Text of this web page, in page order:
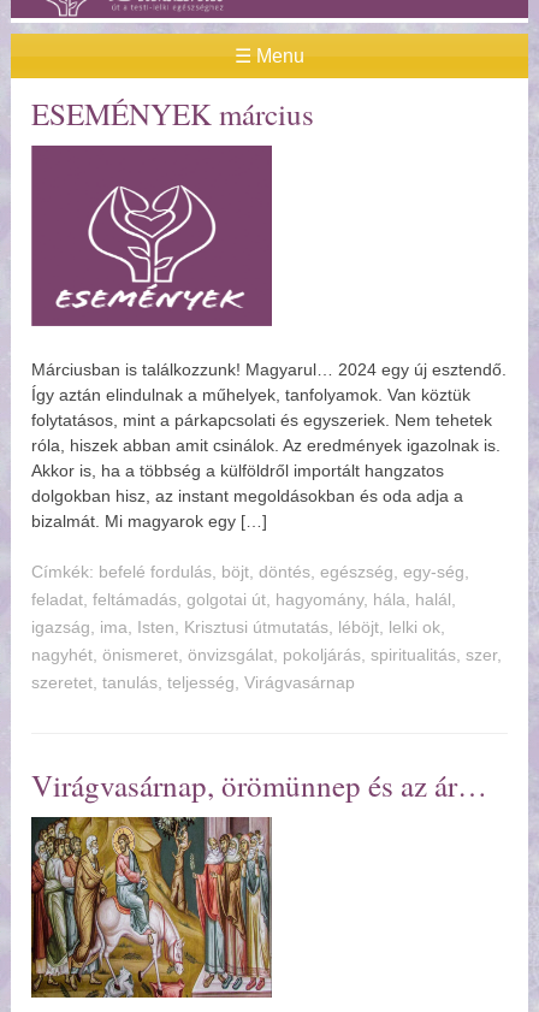
☰ Menu
ESEMÉNYEK március
Márciusban is találkozzunk! Magyarul… 2024 egy új esztendő.
Így aztán elindulnak a műhelyek, tanfolyamok. Van köztük
folytatásos, mint a párkapcsolati és egyszeriek. Nem tehetek
róla, hiszek abban amit csinálok. Az eredmények igazolnak is.
Akkor is, ha a többség a külföldről importált hangzatos
dolgokban hisz, az instant megoldásokban és oda adja a
bizalmát. Mi magyarok egy […]
Címkék: befelé fordulás, böjt,döntés,egészség,egy-ség,
feladat,feltámadás,golgotai út, hagyomány, hála, halál,
igazság, ima, Isten, Krisztusi útmutatás, léböjt, lelki ok,
nagyhét,önismeret,önvizsgálat, pokoljárás,spiritualitás,szer,
szeretet,tanulás,teljesség,Virágvasárnap
Virágvasárnap, örömünnep és az ár